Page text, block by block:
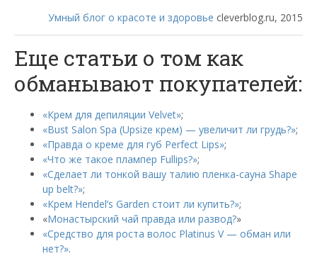
Умный блог о красоте и здоровье cleverblog.ru, 2015
Еще статьи о том как
обманывают покупателей:
«Крем для депиляции Velvet»;
«Bust Salon Spa (Upsize крем) — увеличит ли грудь?»;
«Правда о креме для губ Perfect Lips»;
«Что же такое плампер Fullips?»;
«Сделает ли тонкой вашу талию пленка-сауна Shape
up belt?»;
«Крем Hendel’s Garden стоит ли купить?»;
«Монастырский чай правда или развод?»
«Средство для роста волос Platinus V — обман или
нет?».